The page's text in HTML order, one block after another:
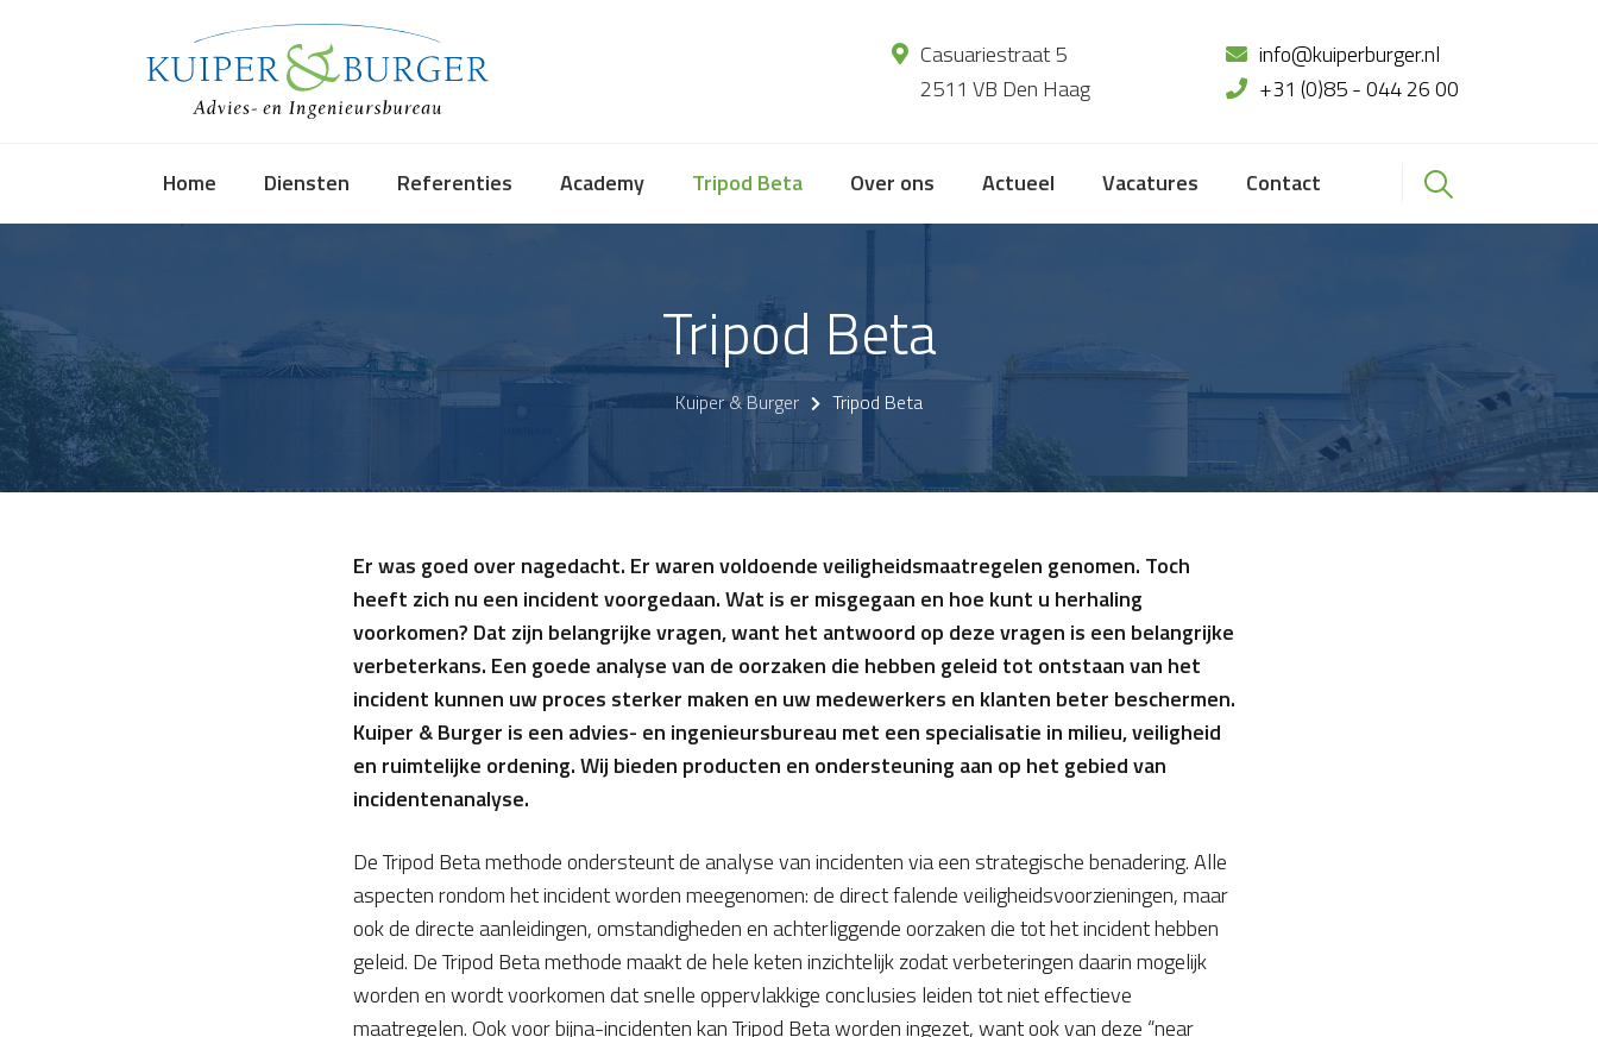
Casuariestraat 5
2511 VB Den Haag
info@kuiperburger.nl
+31 (0)85 - 044 26 00
Home Diensten Referenties Academy Tripod Beta Over ons Actueel Vacatures Contact
Tripod Beta
Kuiper & Burger Tripod Beta
Er was goed over nagedacht. Er waren voldoende veiligheidsmaatregelen genomen. Toch
heeft zich nu een incident voorgedaan. Wat is er misgegaan en hoe kunt u herhaling
voorkomen? Dat zijn belangrijke vragen, want het antwoord op deze vragen is een belangrijke
verbeterkans. Een goede analyse van de oorzaken die hebben geleid tot ontstaan van het
incident kunnen uw proces sterker maken en uw medewerkers en klanten beter beschermen.
Kuiper & Burger is een advies- en ingenieursbureau met een specialisatie in milieu, veiligheid
en ruimtelijke ordening. Wij bieden producten en ondersteuning aan op het gebied van
incidentenanalyse.
De Tripod Beta methode ondersteunt de analyse van incidenten via een strategische benadering. Alle
aspecten rondom het incident worden meegenomen: de direct falende veiligheidsvoorzieningen, maar
ook de directe aanleidingen, omstandigheden en achterliggende oorzaken die tot het incident hebben
geleid. De Tripod Beta methode maakt de hele keten inzichtelijk zodat verbeteringen daarin mogelijk
worden en wordt voorkomen dat snelle oppervlakkige conclusies leiden tot niet effectieve
maatregelen. Ook voor bijna-incidenten kan Tripod Beta worden ingezet, want ook van deze “near